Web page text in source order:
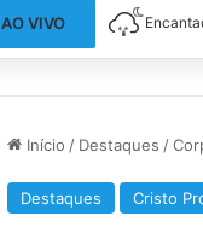
AO VIVO
Início / Destaques /
Destaques Cristo